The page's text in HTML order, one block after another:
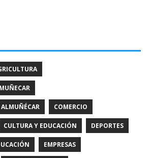
COMERCIO
CULTURA Y EDUCACIÓN DEPORTES
EMPRESAS